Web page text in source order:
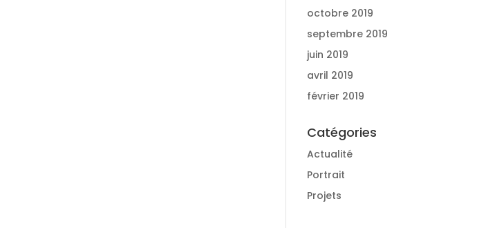
octobre 2019
septembre 2019
juin 2019
avril 2019
février 2019
Catégories
Actualité
Portrait
Projets